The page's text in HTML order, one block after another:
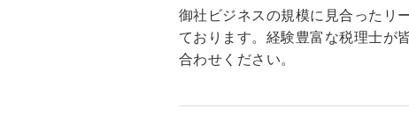
御社ビジネスの規模に見合ったリ
ております。経験豊富な税理士が
合わせください。